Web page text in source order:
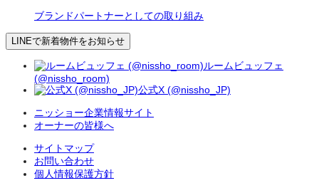
ブランドパートナーとしての取り組み
LINEで新着物件をお知らせ
ルームビュッフェ
(@nissho_room)
公式X (@nissho_JP)
ニッショー企業情報サイト
オーナーの皆様へ
サイトマップ
お問い合わせ
個人情報保護方針